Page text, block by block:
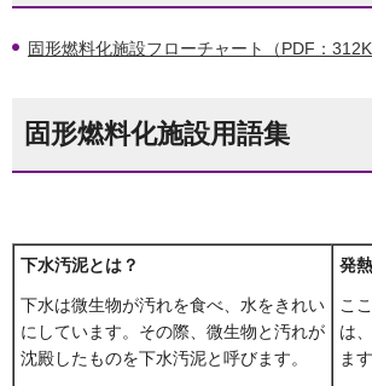
固形燃料化施設フローチャート（PDF：
固形燃料化施設用語集
下水汚泥とは？
下水は微生物が汚れを食べ、水をきれい
にしています。その際、微生物と汚れが
沈殿したものを下水汚泥と呼びます。
発
こ
は
ます